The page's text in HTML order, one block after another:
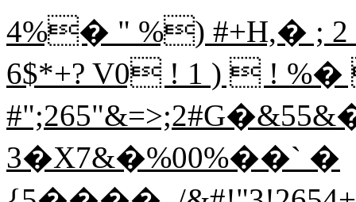
4%� " %) #+H,� ;
6$*+? V0 ! 1 )  !
3�X7&�%00%��` �